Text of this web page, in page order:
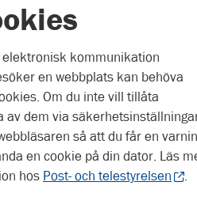
kommunikation
en webbplats kan behöva
Om du inte vill tillåta
av dem via
så att du får en
en cookie på din dator. Läs
hos Post- och telestyrelsen .